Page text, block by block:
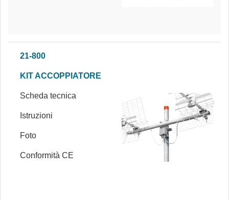
21-800
KIT ACCOPPIATORE
Scheda tecnica
Istruzioni
Foto
Conformità CE